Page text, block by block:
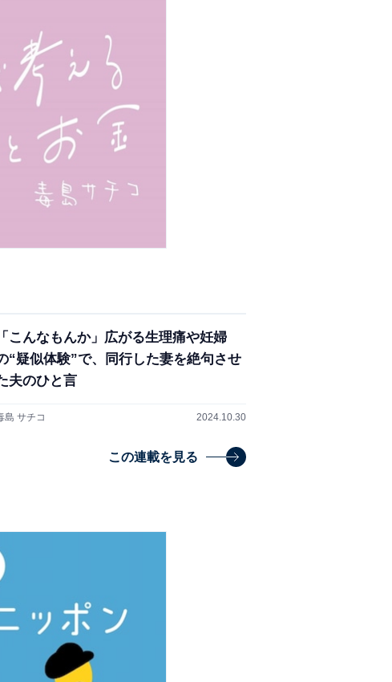
「こんなもんか」広がる生理痛や妊婦
“疑似体験”で、同行した妻を絶句させ
夫のひと言
島 サチコ 2024.10.30
この連載を見る